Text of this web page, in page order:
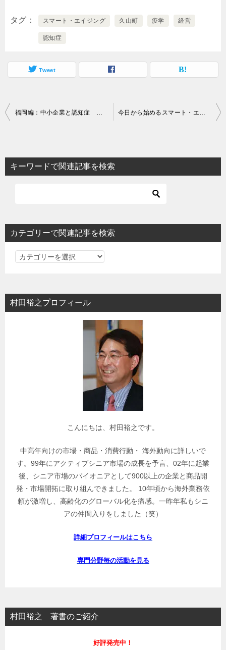
タグ スマート・エイジング 久山町 疫学 経営
認知症
Tweet
投
ビ
ゲ
ョ
ン
キーワードで関連記事を検索
カテゴリーで関連記事を検索
カ
リ
ー
村田裕之プロフィール
こんにちは、村田裕之です。
中高年向けの市場・商品・消費行動・ 海外動向に詳しいで
す。99年にアクティブシニア市場の成長を予言、02年に起業
後、シニア市場のパイオニアとして900以上の企業と商品開
発・市場開拓に取り組んできました。 10年頃から海外業務依
頼が激増し、高齢化のグローバル化を痛感。一昨年私もシニ
アの仲間入りをしました（笑）
詳細プロフィールはこちら
専門分野毎の活動を見る
村田裕之 著書のご紹介
好評発売中！